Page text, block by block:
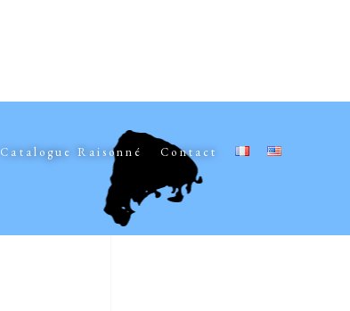
Catalogue Raisonné Contact